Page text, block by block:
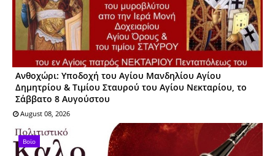
Ανθοχώρι: Υποδοχή του Αγίου Μανδηλίου Αγίου
Δημητρίου & Τιμίου Σταυρού του Αγίου Νεκταρίου, το
Σάββατο 8 Αυγούστου
August 08, 2026
Βοϊο